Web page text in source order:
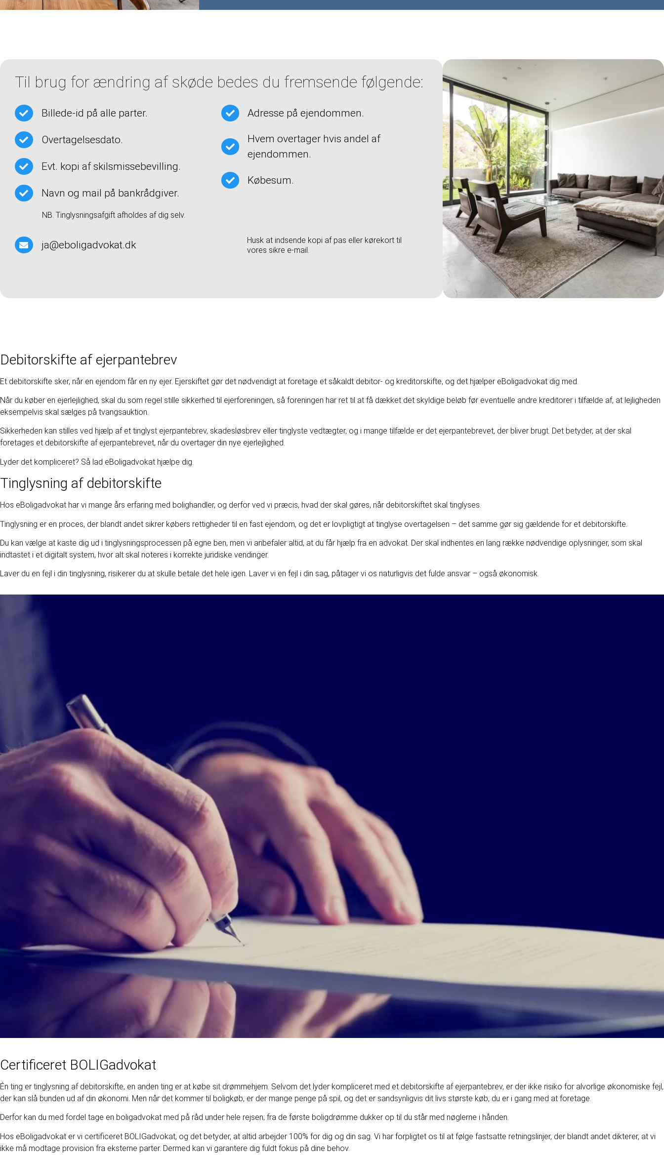
Til brug for ændring af skøde bedes du fremsende følgende:
Billede-id på alle parter.
Overtagelsesdato.
Evt. kopi af skilsmissebevilling.
Navn og mail på bankrådgiver.
NB. Tinglysningsafgift afholdes af dig selv.
ja@eboligadvokat.dk
Adresse på ejendommen.
Hvem overtager hvis andel af
ejendommen.
Købesum.
Husk at indsende kopi af pas eller kørekort til
vores sikre e-mail.
Debitorskifte af ejerpantebrev
Et debitorskifte sker, når en ejendom får en ny ejer. Ejerskiftet gør det nødvendigt at foretage et såkaldt debitor- og kreditorskifte, og det hjælper eBoligadvokat dig med.
Når du køber en ejerlejlighed, skal du som regel stille sikkerhed til ejerforeningen, så foreningen har ret til at få dækket det skyldige beløb før eventuelle andre kreditorer i tilfælde af, at lejligheden
eksempelvis skal sælges på tvangsauktion.
Sikkerheden kan stilles ved hjælp af et tinglyst ejerpantebrev, skadesløsbrev eller tinglyste vedtægter, og i mange tilfælde er det ejerpantebrevet, der bliver brugt. Det betyder, at der skal
foretages et debitorskifte af ejerpantebrevet, når du overtager din nye ejerlejlighed.
Lyder det kompliceret? Så lad eBoligadvokat hjælpe dig.
Tinglysning af debitorskifte
Hos eBoligadvokat har vi mange års erfaring med bolighandler, og derfor ved vi præcis, hvad der skal gøres, når debitorskiftet skal tinglyses.
Tinglysning er en proces, der blandt andet sikrer købers rettigheder til en fast ejendom, og det er lovpligtigt at tinglyse overtagelsen – det samme gør sig gældende for et debitorskifte.
Du kan vælge at kaste dig ud i tinglysningsprocessen på egne ben, men vi anbefaler altid, at du får hjælp fra en advokat. Der skal indhentes en lang række nødvendige oplysninger, som skal
indtastet i et digitalt system, hvor alt skal noteres i korrekte juridiske vendinger.
Laver du en fejl i din tinglysning, risikerer du at skulle betale det hele igen. Laver vi en fejl i din sag, påtager vi os naturligvis det fulde ansvar – også økonomisk.
Certificeret BOLIGadvokat
Én ting er tinglysning af debitorskifte, en anden ting er at købe sit drømmehjem. Selvom det lyder kompliceret med et debitorskifte af ejerpantebrev, er der ikke risiko for alvorlige økonomiske fejl,
der kan slå bunden ud af din økonomi. Men når det kommer til boligkøb, er der mange penge på spil, og det er sandsynligvis dit livs største køb, du er i gang med at foretage.
Derfor kan du med fordel tage en boligadvokat med på råd under hele rejsen; fra de første boligdrømme dukker op til du står med nøglerne i hånden.
Hos eBoligadvokat er vi certificeret BOLIGadvokat, og det betyder, at altid arbejder 100% for dig og din sag. Vi har forpligtet os til at følge fastsatte retningslinjer, der blandt andet dikterer, at vi
ikke må modtage provision fra eksterne parter. Dermed kan vi garantere dig fuldt fokus på dine behov.